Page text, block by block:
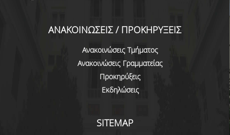
ΟΔΗΓΟΣ ΚΑΙ ΚΑΤΕΥΘΥΝΣΕΙΣ ΣΠΟΥΔΩΝ
ΜΑΘΗΜΑΤΑ ΠΡΟΓΡΑΜΜΑΤΟΣ ΣΠΟΥΔΩΝ
ΜΑΘΗΜΑΤΑ ΕΛΕΥΘΕΡΗΣ ΕΠΙΛΟΓΗΣ ΑΠΟ
ΑΛΛΑ ΤΜΗΜΑΤΑ
ΠΡΑΚΤΙΚΗ ΑΣΚΗΣΗ ΚΑΙ ΠΤΥΧΙΑΚΗ ΕΡΓΑΣΙΑ
ΑΝΑΚΟΙΝΩΣΕΙΣ / ΠΡΟΚΗΡΥΞΕΙΣ
Ανακοινώσεις Τμήματος
Ανακοινώσεις Γραμματείας
Προκηρύξεις
Εκδηλώσεις
SITEMAP